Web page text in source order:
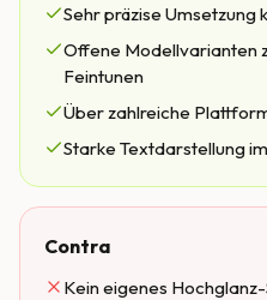
Sehr präzise
Offene Modellvarianten
Feintunen
Über zahlreiche
Starke Textdarstellung
Contra
Kein eigenes